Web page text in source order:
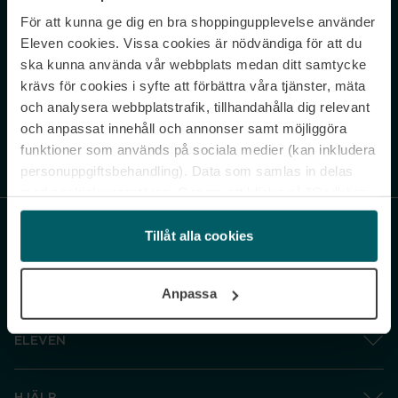
För att kunna ge dig en bra shoppingupplevelse använder
Eleven cookies. Vissa cookies är nödvändiga för att du
ska kunna använda vår webbplats medan ditt samtycke
krävs för cookies i syfte att förbättra våra tjänster, mäta
och analysera webbplatstrafik, tillhandahålla dig relevant
och anpassat innehåll och annonser samt möjliggöra
funktioner som används på sociala medier (kan inkludera
personuppgiftsbehandling). Data som samlas in delas
och gå vidare” accepterar du samtliga cookies medan du
under ”Inställningar” kan anpassa användningen av
cookies. Du kan återkalla ditt samtycke när som helst.
Tillåt alla cookies
Anpassa
Never miss a beat.
Sign up to our newsletter.
Genom att prenumerera accepterar du vår Integritetspolicy. Avprenumerera
ELEVEN